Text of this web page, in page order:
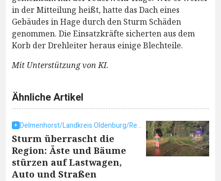
in der Mitteilung heißt, hatte das Dach eines
Gebäudes in Hage durch den Sturm Schäden
genommen. Die Einsatzkräfte sicherten aus dem
Korb der Drehleiter heraus einige Blechteile.
Mit Unterstützung von KI.
Ähnliche Artikel
Delmenhorst/Landkreis Oldenburg/Region
Sturm überrascht die
Region: Äste und Bäume
stürzen auf Lastwagen,
Auto und Straßen